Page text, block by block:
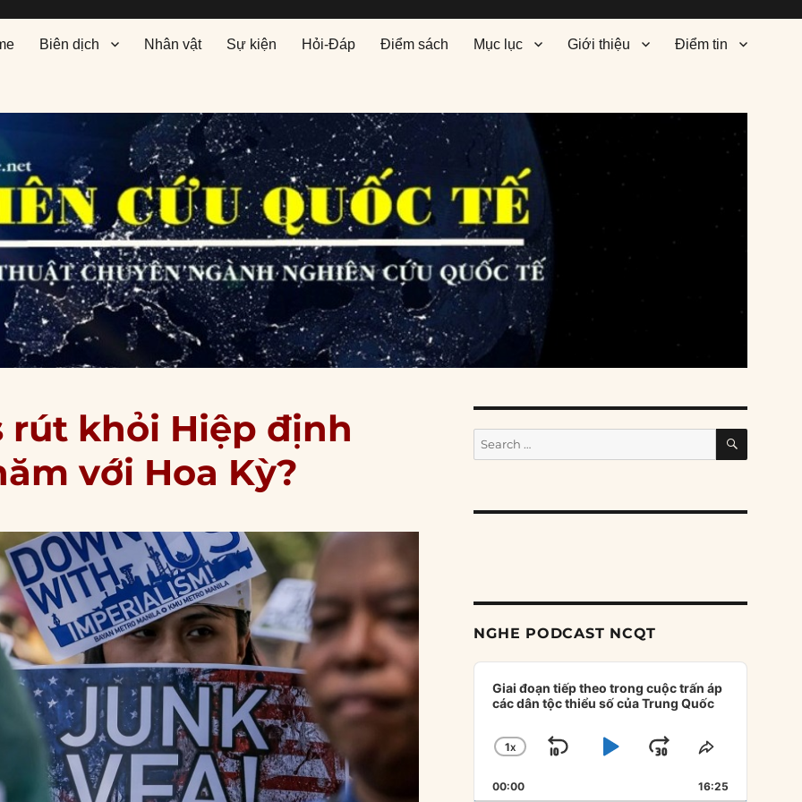
Biên dịch Nhân vật Sự kiện Hỏi-Đáp Điểm sách Mục lục Giới thiệu Điểm tin
rút khỏi Hiệp định
với Hoa Kỳ?
Search
for:
SEARCH
NGHE PODCAST NCQT
Audio
Player
Giai đoạn tiếp theo trong cuộc trấn áp
các dân tộc thiểu số của Trung Quốc
CHANGE
RATE
1X
SKIP
BACKWARD
PLAYJUMP
FORWARD
SHARE
EPISODE
00:00 16:25